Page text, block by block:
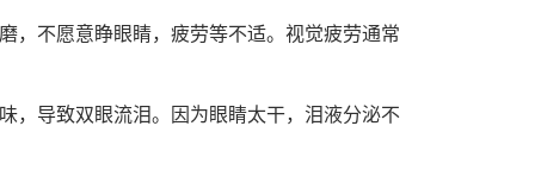
，不愿意睁眼睛，疲劳等不适。视觉疲劳通常
，导致双眼流泪。因为眼睛太干，泪液分泌不